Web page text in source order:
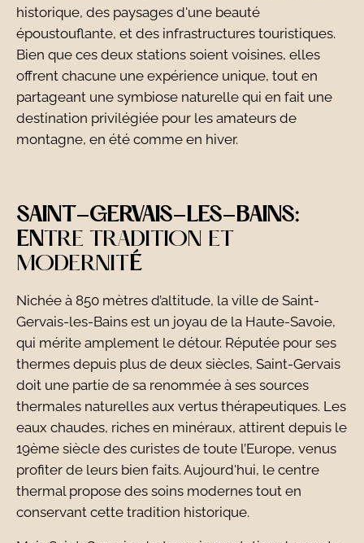
historique, des paysages d'une beauté
époustouflante, et des infrastructures touristiques.
Bien que ces deux stations soient voisines, elles
offrent chacune une expérience unique, tout en
partageant une symbiose naturelle qui en fait une
destination privilégiée pour les amateurs de
montagne, en été comme en hiver.
SAINT-GERVAIS-LES-BAINS:
EN TRE TRADITION ET
MODERNIT É
Nichée à 850 mètres d’altitude, la ville de Saint-
Gervais-les-Bains est un joyau de la Haute-Savoie,
qui mérite amplement le détour. Réputée pour ses
thermes depuis plus de deux siècles, Saint-Gervais
doit une partie de sa renommée à ses sources
thermales naturelles aux vertus thérapeutiques. Les
eaux chaudes, riches en minéraux, attirent depuis le
19ème siècle des curistes de toute l’Europe, venus
profiter de leurs bien faits. Aujourd'hui, le centre
thermal propose des soins modernes tout en
conservant cette tradition historique.